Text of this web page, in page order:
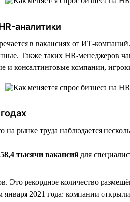
аналитики
в вакансиях от ИТ-
Также таких HR-
консалтинговые компании,
на рынке труда наблюдается
58,4 тысячи вакансий для
Это рекордное количество
января 2021 года: компании